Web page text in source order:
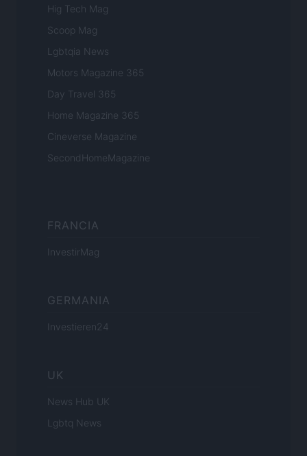
Hig Tech Mag
Scoop Mag
Lgbtqia News
Motors Magazine 365
Day Travel 365
Home Magazine 365
Cineverse Magazine
SecondHomeMagazine
FRANCIA
InvestirMag
GERMANIA
Investieren24
UK
News Hub UK
Lgbtq News